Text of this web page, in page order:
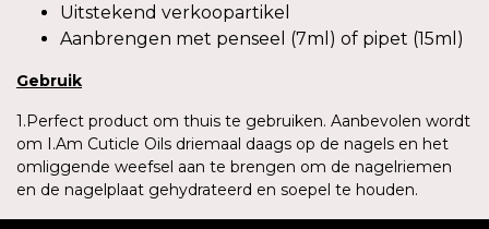
Uitstekend verkoopartikel
Aanbrengen met penseel (7ml) of pipet (15ml)
Gebruik
1.Perfect product om thuis te gebruiken. Aanbevolen wordt
om I.Am Cuticle Oils driemaal daags op de nagels en het
omliggende weefsel aan te brengen om de nagelriemen
en de nagelplaat gehydrateerd en soepel te houden.